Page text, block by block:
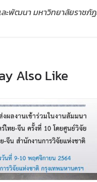
ะพัฒนา มหาวิทยาลัยราชภัฏ
Also Like